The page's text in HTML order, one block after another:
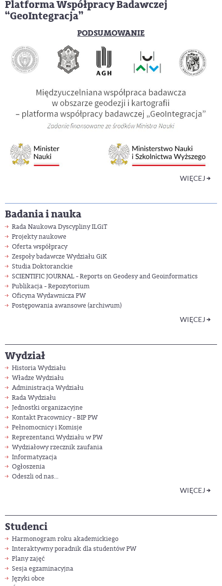
Platforma Współpracy Badawczej
“GeoIntegracja”
PODSUMOWANIE
WIĘCEJ
Badania i nauka
Rada Naukowa Dyscypliny ILGiT
Projekty naukowe
Oferta współpracy
Zespoły badawcze Wydziału GiK
Studia Doktoranckie
SCIENTIFIC JOURNAL - Reports on Geodesy and Geoinformatics
Publikacja - Repozytorium
Oficyna Wydawnicza PW
Postępowania awansowe (archiwum)
WIĘCEJ
Wydział
Historia Wydziału
Władze Wydziału
Administracja Wydziału
Rada Wydziału
Jednostki organizacyjne
Kontakt Pracownicy - BIP PW
Pełnomocnicy i Komisje
Reprezentanci Wydziału w PW
Wydziałowy rzecznik zaufania
Informatyzacja
Ogłoszenia
Odeszli od nas...
WIĘCEJ
Studenci
Harmonogram roku akademickiego
Interaktywny poradnik dla studentów PW
Plany zajęć
Sesja egzaminacyjna
Języki obce